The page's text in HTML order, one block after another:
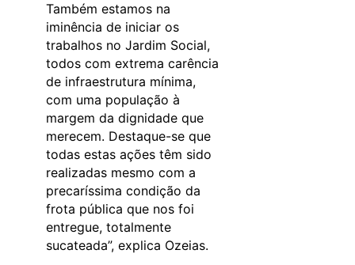
Também estamos na
iminência de iniciar os
trabalhos no Jardim Social,
todos com extrema carência
de infraestrutura mínima,
com uma população à
margem da dignidade que
merecem. Destaque-se que
todas estas ações têm sido
realizadas mesmo com a
precaríssima condição da
frota pública que nos foi
entregue, totalmente
sucateada”, explica Ozeias.